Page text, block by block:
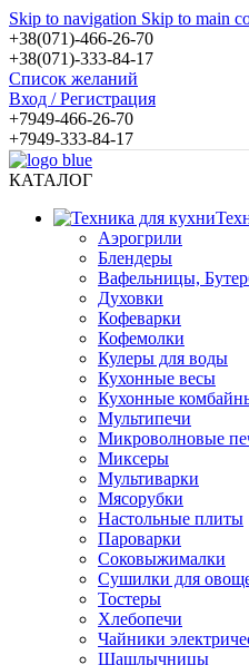
Skip to navigation Skip to main
+38(071)-466-26-70
+38(071)-333-84-17
Список желаний
Вход / Регистрация
+7949-466-26-70
+7949-333-84-17
КАТАЛОГ
Аэрогрили
Блендеры
Вафельницы,
Духовки
Кофеварки
Кофемолки
Кулеры для воды
Кухонные весы
Кухонные
Мультипечи
Микроволновые
Миксеры
Мультиварки
Мясорубки
Настольные плиты
Пароварки
Соковыжималки
Сушилки для
Тостеры
Хлебопечи
Чайники
Шашлычницы